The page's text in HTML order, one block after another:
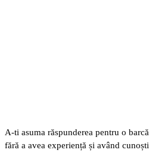
A-ti asuma răspunderea pentru o
fără a avea experiență și având